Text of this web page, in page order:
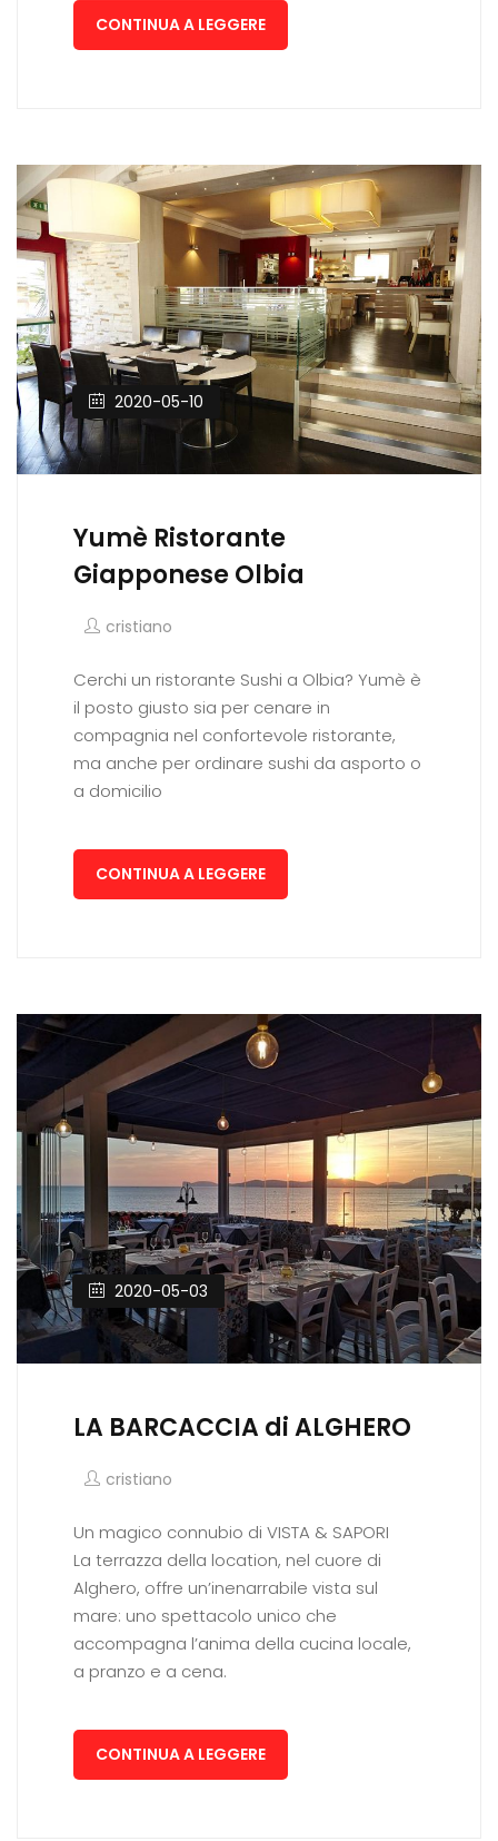
CONTINUA A LEGGERE
2020-05-10
Yumè Ristorante
Giapponese Olbia
cristiano
Cerchi un ristorante Sushi a Olbia? Yumè è
il posto giusto sia per cenare in
compagnia nel confortevole ristorante,
ma anche per ordinare sushi da asporto o
a domicilio
CONTINUA A LEGGERE
2020-05-03
LA BARCACCIA di ALGHERO
cristiano
Un magico connubio di VISTA & SAPORI
La terrazza della location, nel cuore di
Alghero, offre un’inenarrabile vista sul
mare: uno spettacolo unico che
accompagna l’anima della cucina locale,
a pranzo e a cena.
CONTINUA A LEGGERE